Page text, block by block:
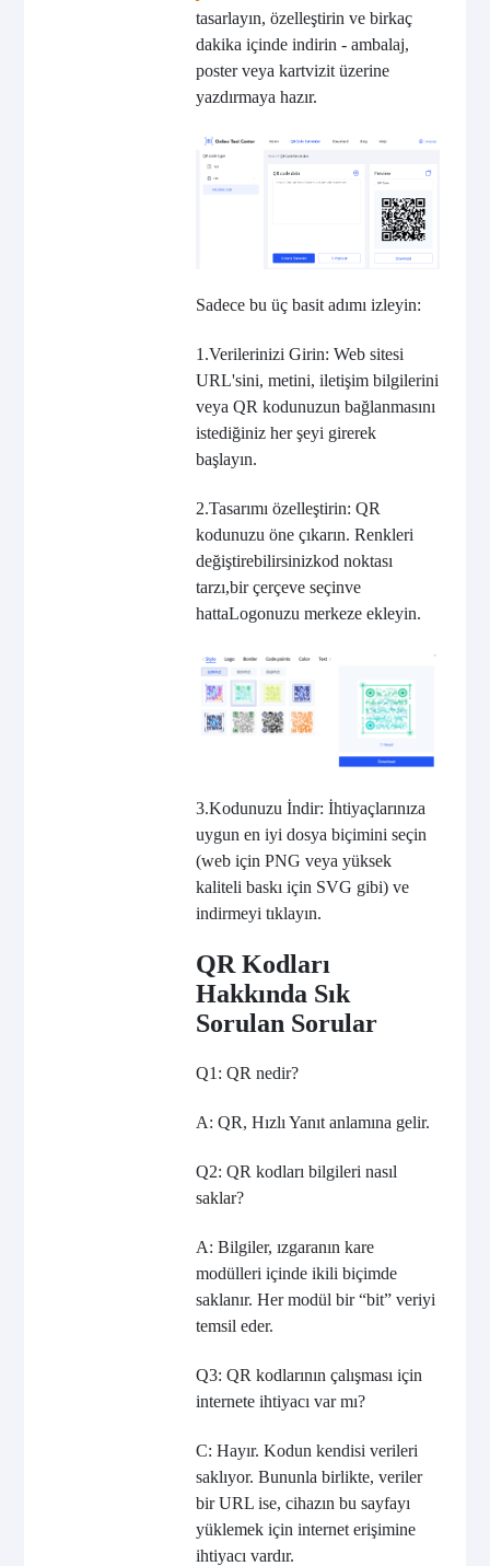
tasarlayın, özelleştirin ve birkaç
dakika içinde indirin - ambalaj,
poster veya kartvizit üzerine
yazdırmaya hazır.
Sadece bu üç basit adımı izleyin:
1.Verilerinizi Girin: Web sitesi
URL'sini, metini, iletişim bilgilerini
veya QR kodunuzun bağlanmasını
istediğiniz her şeyi girerek
başlayın.
2.Tasarımı özelleştirin: QR
kodunuzu öne çıkarın. Renkleri
değiştirebilirsinizkod noktası
tarzı,bir çerçeve seçinve
hattaLogonuzu merkeze ekleyin.
3.Kodunuzu İndir: İhtiyaçlarınıza
uygun en iyi dosya biçimini seçin
(web için PNG veya yüksek
kaliteli baskı için SVG gibi) ve
indirmeyi tıklayın.
QR Kodları
Hakkında Sık
Sorulan Sorular
Q1: QR nedir?
A: QR, Hızlı Yanıt anlamına gelir.
Q2: QR kodları bilgileri nasıl
saklar?
A: Bilgiler, ızgaranın kare
modülleri içinde ikili biçimde
saklanır. Her modül bir “bit” veriyi
temsil eder.
Q3: QR kodlarının çalışması için
internete ihtiyacı var mı?
C: Hayır. Kodun kendisi verileri
saklıyor. Bununla birlikte, veriler
bir URL ise, cihazın bu sayfayı
yüklemek için internet erişimine
ihtiyacı vardır.